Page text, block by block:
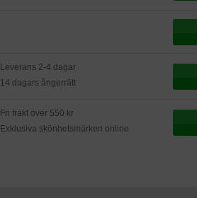
Leverans 2-4 dagar
14 dagars ångerrätt
Fri frakt över 550 kr
Exklusiva skönhetsmärken online